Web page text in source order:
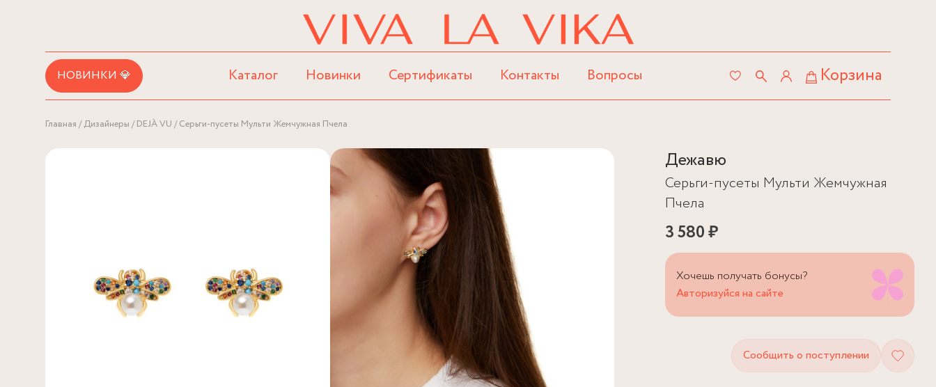
НОВИНКИ 💎 Каталог Новинки Сертификаты Контакты Вопросы Корзина
Главная Дизайнеры DEJÀ VU Серьги-пусеты Мульти Жемчужная Пчела
Дежавю
Серьги-пусеты Мульти Жемчужная
Пчела
3 580 ₽
Хочешь получать бонусы?
Авторизуйся на сайте
Сообщить о поступлении